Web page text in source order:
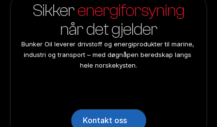
Sikker energiforsyning
når det gjelder
Bunker Oil leverer drivstoff og energiprodukter til marine,
industri og transport – med døgnåpen beredskap langs
hele norskekysten.
Kontakt oss